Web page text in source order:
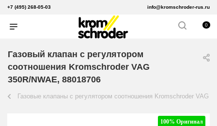
+7 (495) 268-05-03 info@kromschroder-rus.ru
0
Газовый клапан с регулятором
соотношения Kromschroder VAG
350R/NWAE, 88018706
Газовые клапаны с регулятором соотношения Kromschroder VAG
100% Оригинал